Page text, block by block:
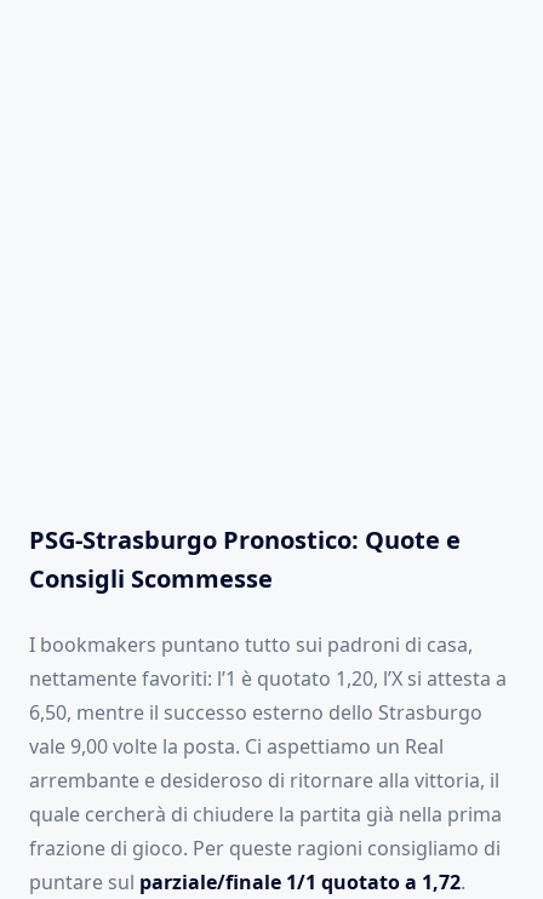
PSG-Strasburgo Pronostico: Quote e
Consigli Scommesse
I bookmakers puntano tutto sui padroni di casa,
nettamente favoriti: l’1 è quotato 1,20, l’X si attesta a
6,50, mentre il successo esterno dello Strasburgo
vale 9,00 volte la posta. Ci aspettiamo un Real
arrembante e desideroso di ritornare alla vittoria, il
quale cercherà di chiudere la partita già nella prima
frazione di gioco. Per queste ragioni consigliamo di
puntare sul parziale/finale 1/1 quotato a 1,72.